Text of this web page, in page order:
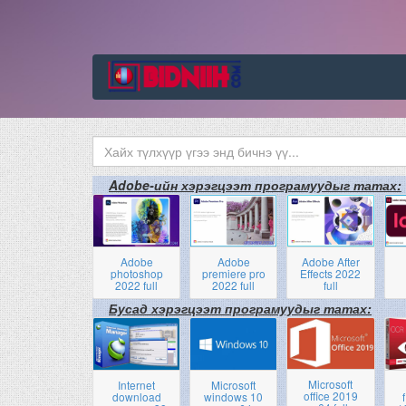
Adobe-ийн хэрэгцээт програмуудыг татах:
Adobe
photoshop
2022 full
Adobe
premiere pro
2022 full
Adobe After
Effects 2022
full
Бусад хэрэгцээт програмуудыг татах:
Internet
download
Microsoft
windows 10
Microsoft
office 2019